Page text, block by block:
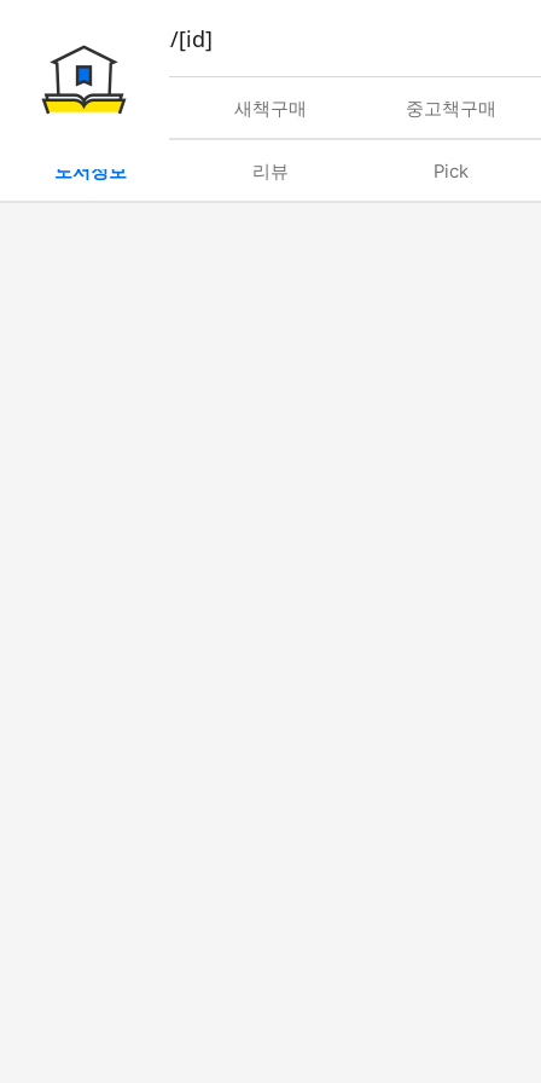
book/rent/[id]
대여 새책구매 중고책구매
도서정보 리뷰 Pick